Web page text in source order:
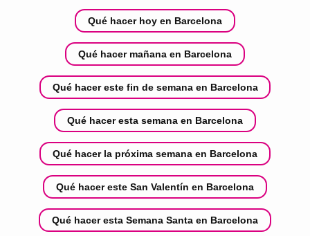
Qué hacer hoy en Barcelona
Qué hacer mañana en Barcelona
Qué hacer este fin de semana en Barcelona
Qué hacer esta semana en Barcelona
Qué hacer la próxima semana en Barcelona
Qué hacer este San Valentín en Barcelona
Qué hacer esta Semana Santa en Barcelona